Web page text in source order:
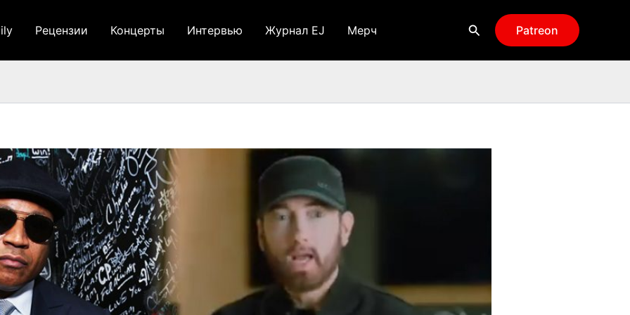
Рецензии Концерты Интервью Журнал EJ Мерч Поиск Patreon